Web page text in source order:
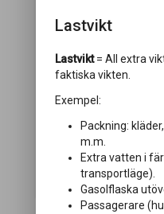
Komfortpaket
19 kg
Komfortpaket med
uppfällbar huvudända
handdukstork och
Lastvikt
Lastvikt= All extra
faktiska vikten.
Exempel:
Packning:
m.m.
Extra vatten i
transportläge).
Gasolflaska
Passagerare